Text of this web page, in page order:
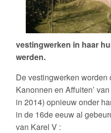
Stadsgidsen, ware
Briels Klokkenluiders Gilde
De vrienden van de Sint-
De Brielse Vesting
Vesting in Beeld
vestingwerken in haar
werden.
De vestingwerken worden
Kanonnen en Affuiten’
in 2014) opnieuw onder
in de 16de eeuw al
van Karel V :